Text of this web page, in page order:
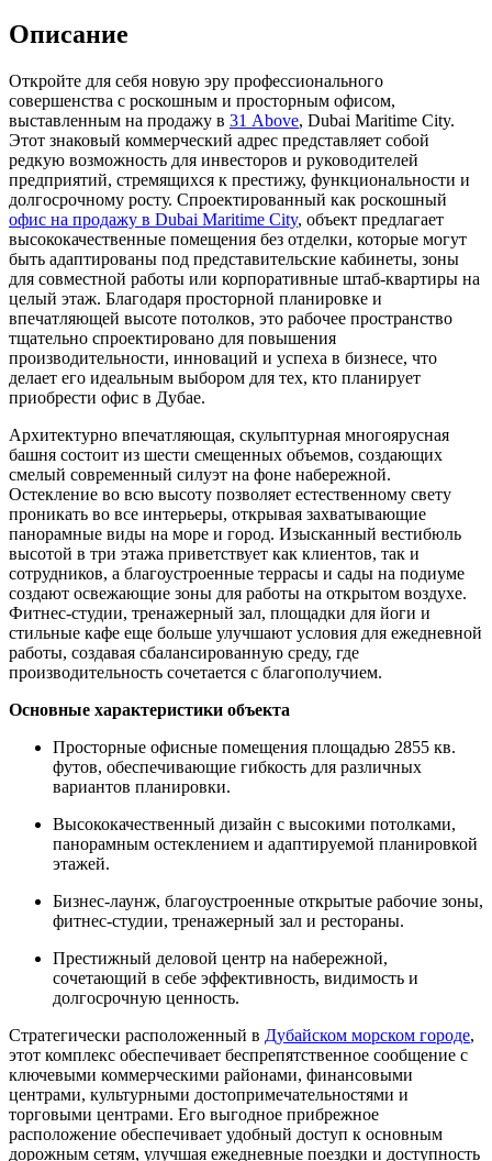
Описание
Откройте для себя новую эру профессионального
совершенства с роскошным и просторным офисом,
выставленным на продажу в 31 Above, Dubai Maritime City.
Этот знаковый коммерческий адрес представляет собой
редкую возможность для инвесторов и руководителей
предприятий, стремящихся к престижу, функциональности и
долгосрочному росту. Спроектированный как роскошный
офис на продажу в Dubai Maritime City, объект предлагает
высококачественные помещения без отделки, которые могут
быть адаптированы под представительские кабинеты, зоны
для совместной работы или корпоративные штаб-квартиры на
целый этаж. Благодаря просторной планировке и
впечатляющей высоте потолков, это рабочее пространство
тщательно спроектировано для повышения
производительности, инноваций и успеха в бизнесе, что
делает его идеальным выбором для тех, кто планирует
приобрести офис в Дубае.
Архитектурно впечатляющая, скульптурная многоярусная
башня состоит из шести смещенных объемов, создающих
смелый современный силуэт на фоне набережной.
Остекление во всю высоту позволяет естественному свету
проникать во все интерьеры, открывая захватывающие
панорамные виды на море и город. Изысканный вестибюль
высотой в три этажа приветствует как клиентов, так и
сотрудников, а благоустроенные террасы и сады на подиуме
создают освежающие зоны для работы на открытом воздухе.
Фитнес-студии, тренажерный зал, площадки для йоги и
стильные кафе еще больше улучшают условия для ежедневной
работы, создавая сбалансированную среду, где
производительность сочетается с благополучием.
Основные характеристики объекта
Просторные офисные помещения площадью 2855 кв.
футов, обеспечивающие гибкость для различных
вариантов планировки.
Высококачественный дизайн с высокими потолками,
панорамным остеклением и адаптируемой планировкой
этажей.
Бизнес-лаунж, благоустроенные открытые рабочие зоны,
фитнес-студии, тренажерный зал и рестораны.
Престижный деловой центр на набережной,
сочетающий в себе эффективность, видимость и
долгосрочную ценность.
Стратегически расположенный в Дубайском морском городе,
этот комплекс обеспечивает беспрепятственное сообщение с
ключевыми коммерческими районами, финансовыми
центрами, культурными достопримечательностями и
торговыми центрами. Его выгодное прибрежное
расположение обеспечивает удобный доступ к основным
дорожным сетям, улучшая ежедневные поездки и доступность